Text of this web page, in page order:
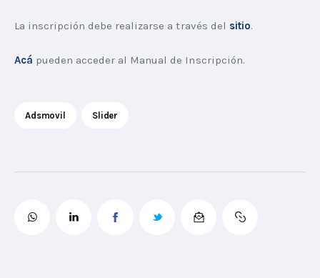
La inscripción debe realizarse a través del sitio.
Acá pueden acceder al Manual de Inscripción.
Adsmovil Slider